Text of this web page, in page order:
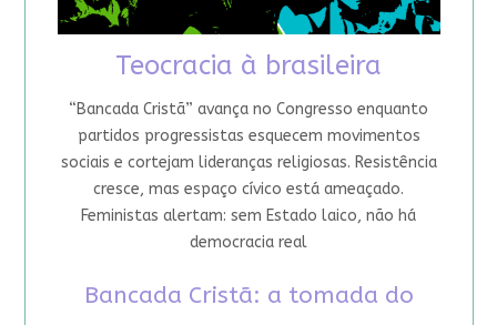
Teocracia à brasileira
“Bancada Cristã” avança no Congresso enquanto
partidos progressistas esquecem movimentos
sociais e cortejam lideranças religiosas. Resistência
cresce, mas espaço cívico está ameaçado.
Feministas alertam: sem Estado laico, não há
democracia real
Bancada Cristã: a tomada do